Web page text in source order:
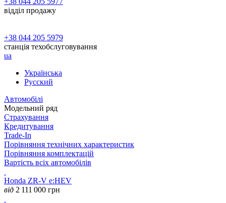
відділ продажу
+38 044 205 5979
станція техобслуговування
ua
Українська
Русский
Автомобілі
Модельний ряд
Страхування
Кредитування
Trade-In
Порівняння технічних характеристик
Порівняння комплектацій
Вартість всіх автомобілів
Honda ZR-V e:HEV
від 2 111 000 грн